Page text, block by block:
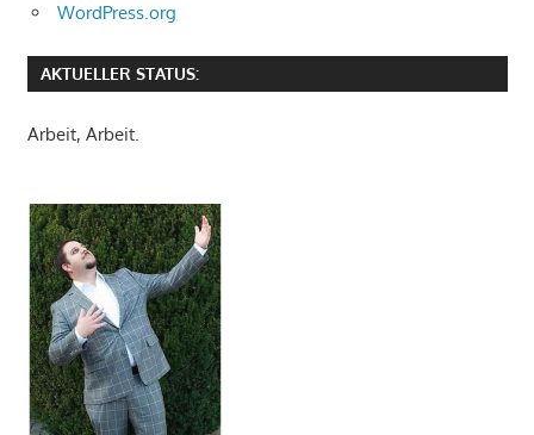
WordPress.org
AKTUELLER STATUS:
Arbeit, Arbeit.